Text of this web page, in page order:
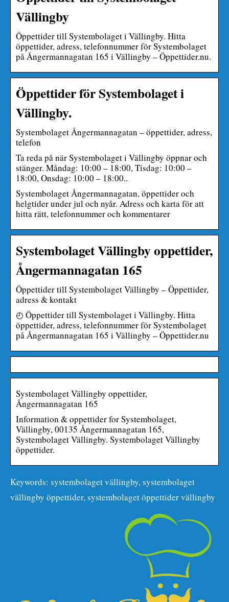
Vällingby
Öppettider till Systembolaget i Vällingby. Hitta
öppettider, adress, telefonnummer för Systembolaget
på Ångermannagatan 165 i Vällingby – Öppettider.nu.
Öppettider för Systembolaget i
Vällingby.
Systembolaget Ångermannagatan – öppettider, adress,
telefon
Ta reda på när Systembolaget i Vällingby öppnar och
stänger. Måndag: 10:00 – 18:00, Tisdag: 10:00 –
18:00, Onsdag: 10:00 – 18:00..
Systembolaget Ångermannagatan, öppettider och
helgtider under jul och nyår. Adress och karta för att
hitta rätt, telefonnummer och kommentarer
Systembolaget Vällingby oppettider,
Ångermannagatan 165
Öppettider till Systembolaget Vällingby – Öppettider,
adress & kontakt
◴ Öppettider till Systembolaget i Vällingby. Hitta
öppettider, adress, telefonnummer för Systembolaget
på Ångermannagatan 165 i Vällingby – Öppettider.nu
Systembolaget Vällingby oppettider,
Ångermannagatan 165
Information & oppettider for Systembolaget,
Vällingby, 00135 Ångermannagatan 165,
Systembolaget Vällingby. Systembolaget Vällingby
öppettider.
Keywords: systembolaget vällingby, systembolaget
vällingby öppettider, systembolaget öppettider vällingby